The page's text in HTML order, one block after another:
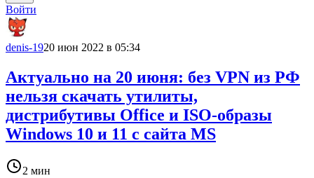
Войти
denis-1920 июн 2022 в 05:34
Актуально на 20 июня: без VPN из РФ
нельзя скачать утилиты,
дистрибутивы Office и ISO-образы
Windows 10 и 11 с сайта MS
2 мин